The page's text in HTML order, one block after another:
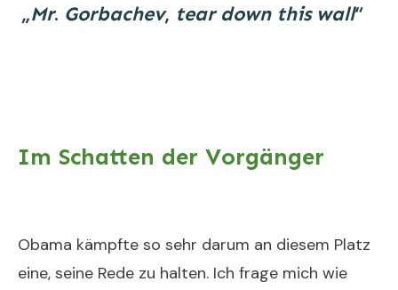
„Mr. Gorbachev, tear down this wall“
Im Schatten der Vorgänger
Obama kämpfte so sehr darum an diesem Platz
eine, seine Rede zu halten. Ich frage mich wie